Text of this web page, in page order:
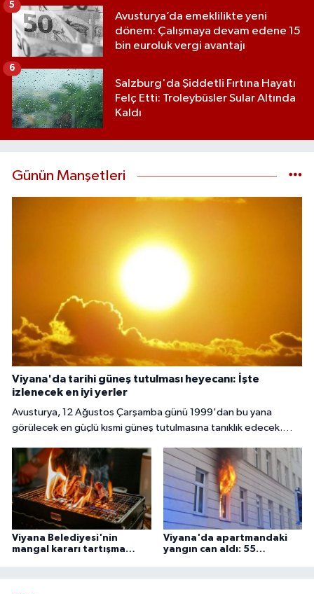
Avusturya’da emeklilikte yeni
dönem: Çalışmaya devam edene 15
bin euroluk vergi avantajı
5
Salzburg'da Şiddetli Fırtına Hayatı
Felç Etti: Troleybüsler Sular Altında
Kaldı
6
Günün Manşetleri
Viyana'da tarihi güneş tutulması heyecanı: İşte
izlenecek en iyi yerler
Avusturya, 12 Ağustos Çarşamba günü 1999'dan bu yana
görülecek en güçlü kısmi güneş tutulmasına tanıklık edecek.
85 ila 89'unun Ay tarafından örtüleceği bu nadir doğa olayını
izlemek için çeşitli noktalarda bir araya gelecek.
Viyana Belediyesi'nin
mangal kararı tartışma
Viyana'da apartmandaki
yangın can aldı: 55